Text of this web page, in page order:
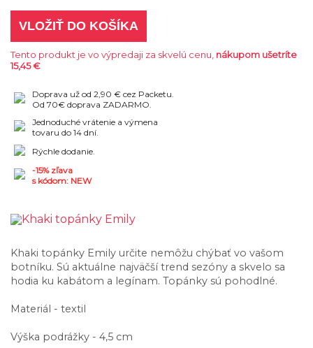
VLOŽIŤ DO KOŠÍKA
Tento produkt je vo výpredaji za skvelú cenu, nákupom ušetríte
15,45 €
Doprava už od 2,90 € cez Packetu.
Od 70€ doprava ZADARMO.
Jednoduché vrátenie a výmena
tovaru do 14 dní.
Rýchle dodanie.
-15% zľava
s kódom: NEW
Khaki topánky Emily určite nemôžu chýbať vo vašom
botníku. Sú aktuálne najväčší trend sezóny a skvelo sa
hodia ku kabátom a legínam. Topánky sú pohodlné.
Materiál - textil
Výška podrážky - 4,5 cm